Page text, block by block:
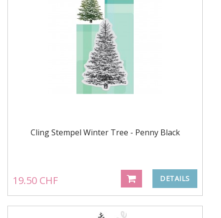
Cling Stempel Winter Tree - Penny Black
19.50 CHF DETAILS